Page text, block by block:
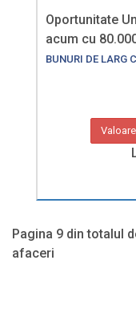
Oportunitate
acum cu
BUNURI DE LARG
Pagina 9 din totalul
afaceri